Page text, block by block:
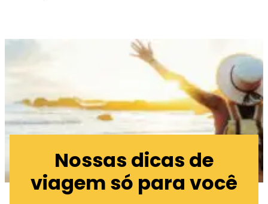
Nossas dicas de
viagem só para você